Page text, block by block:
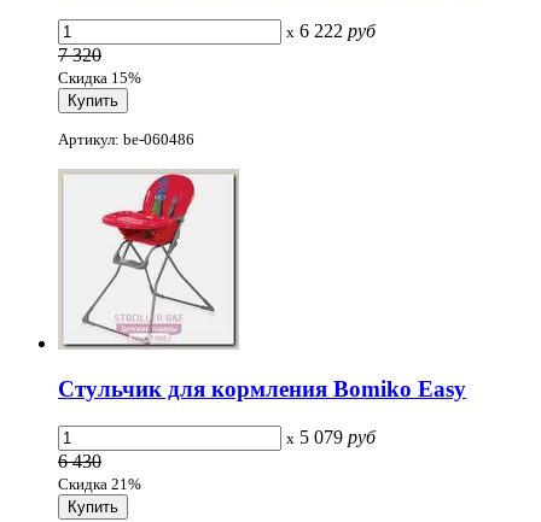
x 6 222 руб
7 320
Скидка 15%
Артикул: be-060486
Стульчик для кормления Bomiko Easy
x 5 079 руб
6 430
Скидка 21%